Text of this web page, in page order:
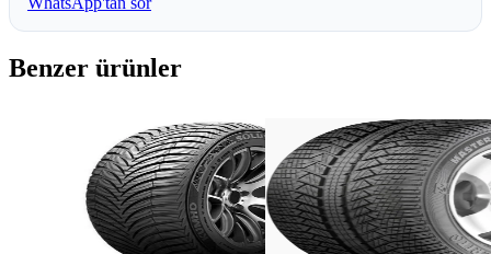
Benzer ürünler